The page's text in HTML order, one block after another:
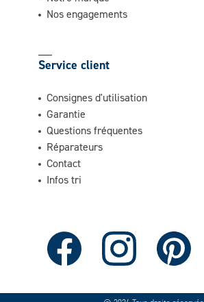
Nos engagements
Service client
Consignes d'utilisation
Garantie
Questions fréquentes
Réparateurs
Contact
Infos tri